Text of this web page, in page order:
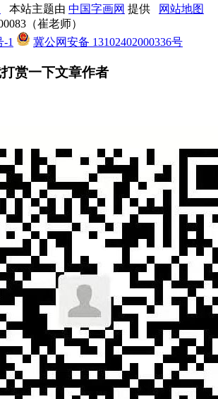
本站主题由 中国字画网 提供
网站地图
（崔老师）
-1
冀公网安备 13102402000336号
赏一下文章作者